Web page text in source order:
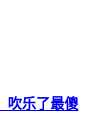
吹乐了最傻